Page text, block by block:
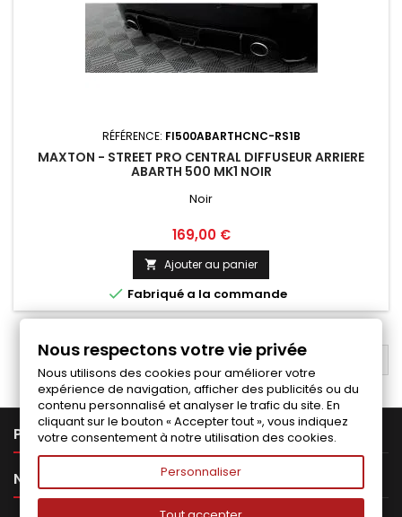
RÉFÉRENCE: FI500ABARTHCNC-RS1B
MAXTON - STREET PRO CENTRAL DIFFUSEUR ARRIERE
ABARTH 500 MK1 NOIR
Noir
Prix
169,00 €
 Ajouter au panier
 Fabriqué a la commande
RETOUR EN HAUT
PRODUITS
NOTRE SOCIÉTÉ
Nous respectons votre vie privée
Nous utilisons des cookies pour améliorer votre
expérience de navigation, afficher des publicités ou du
contenu personnalisé et analyser le trafic du site. En
cliquant sur le bouton « Accepter tout », vous indiquez
votre consentement à notre utilisation des cookies.
Personnaliser